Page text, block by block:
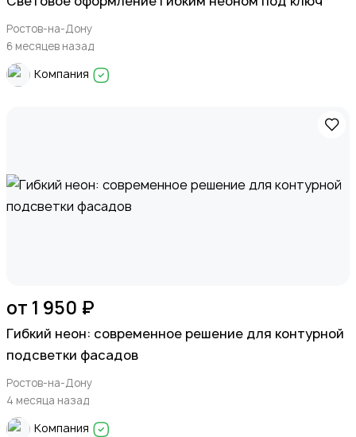
Ростов-на-Дону
6 месяцев назад
Компания
от 1 950 ₽
Гибкий неон: современное решение для контурной
подсветки фасадов
Ростов-на-Дону
4 месяца назад
Компания